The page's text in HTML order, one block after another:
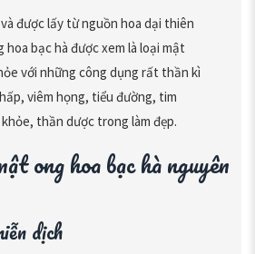
được lấy từ nguồn hoa dại thiên
bạc hà được xem là loại mật
với những công dụng rất thần kì
viêm họng, tiểu đường, tim
thần dược trong làm đẹp.
ong hoa bạc hà nguyên
dịch